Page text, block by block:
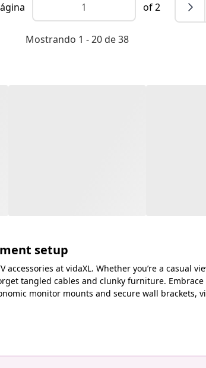
of 2
Mostrando 1 - 20 de 38
setup
at vidaXL. Whether you’re a casual
tangled cables and clunky furniture.
monitor mounts and secure wall brackets,